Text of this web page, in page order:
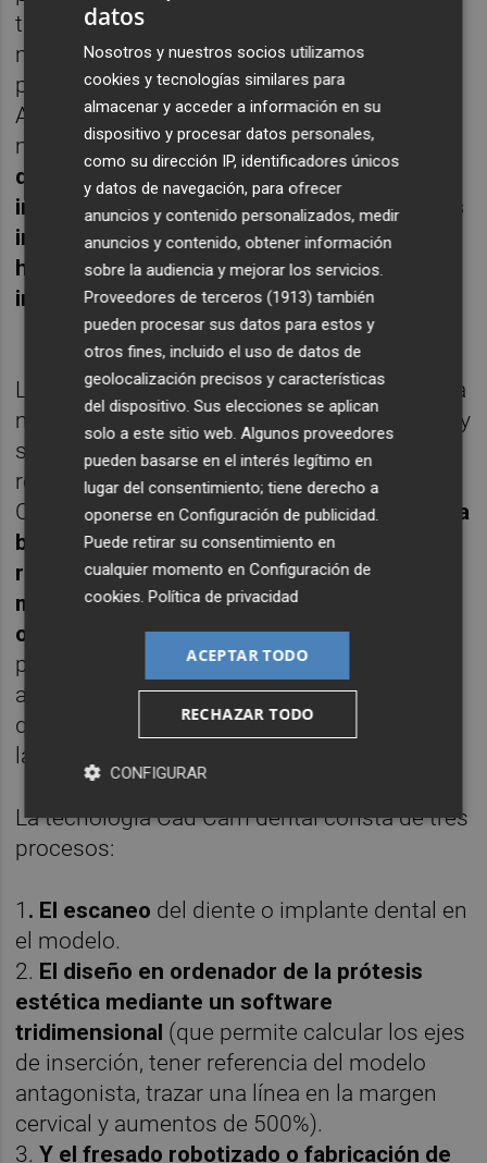
tridimensional de la boca, logrando así un
mejor ajuste de las rehabilitaciones
protésicas.
Además, el sistema Cad Cam aporta otras
muchas ventajas:reducción del número y
de los tiempos quirúrgicos, cirugías sin
incisión, mayor exactitud quirúrgica, menos
inflamación y nos permite tener los dientes
hechos sobre los futuros prótesis sobre
implantes incluso antes de la intervención
La tecnología CAD CAM dental es la técnica
más innovadora disponible en prótesis fijas y
supone un adelanto muy importante con
relación a la odontología convencional.
Con esta tecnología digital los modelos de la
boca del paciente son escaneados y las
restauraciones procesadas y fabricadas
mediante una mecanización asistida por
ordenador.
Esto nos aporta una gran
precisión en el diagnóstico y la preparación,
además de permitirnos simular la cirugía
que vamos a utilizar en
la zona seleccionada.
La tecnología Cad Cam dental consta de tres
procesos:
1 . El escaneo del diente o implante dental en
el modelo.
2. El diseño en ordenador de la prótesis
estética mediante un software
tridimensional (que permite calcular los ejes
de inserción, tener referencia del modelo
antagonista, trazar una línea en la margen
cervical y aumentos de 500%).
3.Y el fresado robotizado o fabricación de
datos
Nosotros y nuestros socios utilizamos
cookies y tecnologías similares para
almacenar y acceder a información en su
dispositivo y procesar datos personales,
como su dirección IP, identificadores únicos
y datos de navegación, para ofrecer
anuncios y contenido personalizados, medir
anuncios y contenido, obtener información
sobre la audiencia y mejorar los servicios.
Proveedores de terceros (1913) también
pueden procesar sus datos para estos y
otros fines, incluido el uso de datos de
geolocalización precisos y características
del dispositivo. Sus elecciones se aplican
solo a este sitio web. Algunos proveedores
pueden basarse en el interés legítimo en
lugar del consentimiento; tiene derecho a
oponerse enConfiguración de publicidad
Puede retirar su consentimiento en
cualquier momento enConfiguración de
cookies .Política de privacidad
ACEPTAR TODO
RECHAZAR TODO
CONFIGURAR